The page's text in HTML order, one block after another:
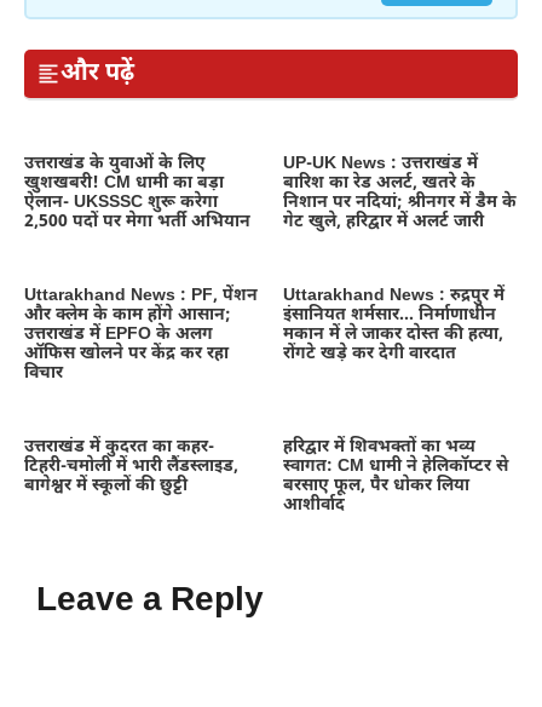
और पढ़ें
उत्तराखंड के युवाओं के लिए
खुशखबरी! CM धामी का बड़ा
ऐलान- UKSSSC शुरू करेगा
2,500 पदों पर मेगा भर्ती अभियान
UP-UK News : उत्तराखंड में
बारिश का रेड अलर्ट, खतरे के
निशान पर नदियां; श्रीनगर में डैम के
गेट खुले, हरिद्वार में अलर्ट जारी
Uttarakhand News : PF, पेंशन
और क्लेम के काम होंगे आसान;
उत्तराखंड में EPFO के अलग
ऑफिस खोलने पर केंद्र कर रहा
विचार
Uttarakhand News : रुद्रपुर में
इंसानियत शर्मसार… निर्माणाधीन
मकान में ले जाकर दोस्त की हत्या,
रोंगटे खड़े कर देगी वारदात
उत्तराखंड में कुदरत का कहर-
टिहरी-चमोली में भारी लैंडस्लाइड,
बागेश्वर में स्कूलों की छुट्टी
हरिद्वार में शिवभक्तों का भव्य
स्वागत: CM धामी ने हेलिकॉप्टर से
बरसाए फूल, पैर धोकर लिया
आशीर्वाद
Leave a Reply